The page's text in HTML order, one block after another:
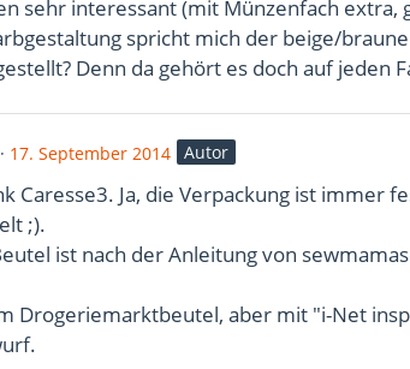
sehr interessant (mit Münzenfach extra,
spricht mich der beige/
Denn da gehört es doch auf jeden
17. September 2014 Autor
Caresse3. Ja, die Verpackung ist immer
;).
ist nach der Anleitung von
Drogeriemarktbeutel, aber mit "i-Net